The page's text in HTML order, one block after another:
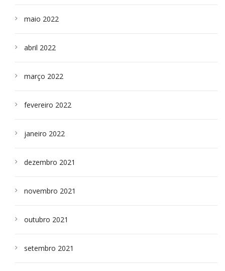
maio 2022
abril 2022
março 2022
fevereiro 2022
janeiro 2022
dezembro 2021
novembro 2021
outubro 2021
setembro 2021